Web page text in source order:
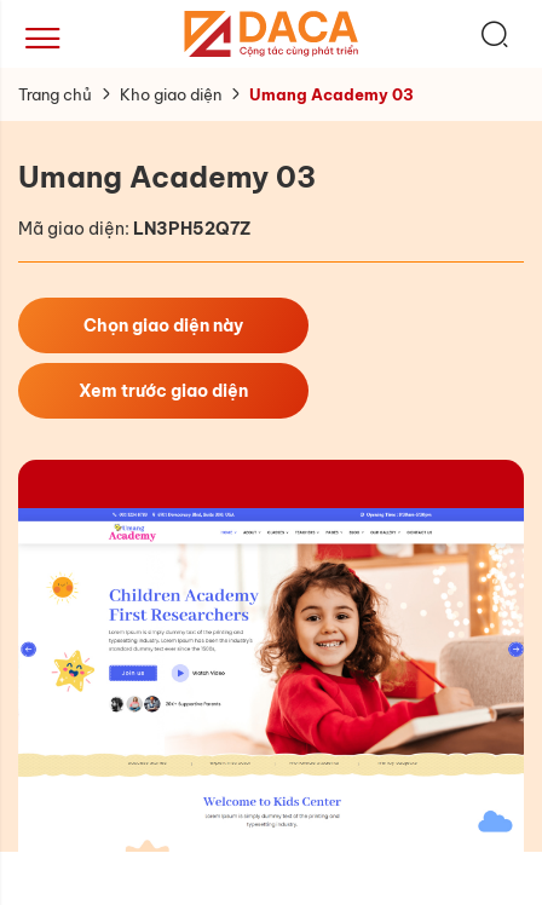
Trang chủ Kho giao diện Umang Academy 03
Umang Academy 03
Mã giao diện: LN3PH52Q7Z
Chọn giao diện này
Xem trước giao diện